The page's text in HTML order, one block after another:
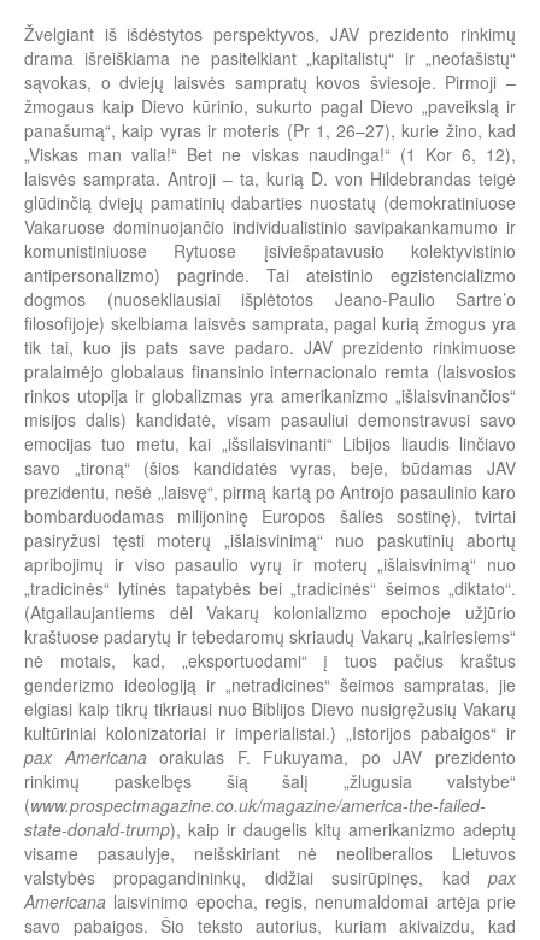
Žvelgiant iš išdėstytos perspektyvos, JAV prezidento rinkimų
drama išreiškiama ne pasitelkiant „kapitalistų“ ir „neofašistų“
sąvokas, o dviejų laisvės sampratų kovos šviesoje. Pirmoji –
žmogaus kaip Dievo kūrinio, sukurto pagal Dievo „paveikslą ir
panašumą“, kaip vyras ir moteris (Pr 1, 26–27), kurie žino, kad
„Viskas man valia!“ Bet ne viskas naudinga!“ (1 Kor 6, 12),
laisvės samprata. Antroji – ta, kurią D. von Hildebrandas teigė
glūdinčią dviejų pamatinių dabarties nuostatų (demokratiniuose
Vakaruose dominuojančio individualistinio savipakankamumo ir
komunistiniuose Rytuose įsiviešpatavusio kolektyvistinio
antipersonalizmo) pagrinde. Tai ateistinio egzistencializmo
dogmos (nuosekliausiai išplėtotos Jeano-Paulio Sartre’o
filosofijoje) skelbiama laisvės samprata, pagal kurią žmogus yra
tik tai, kuo jis pats save padaro. JAV prezidento rinkimuose
pralaimėjo globalaus finansinio internacionalo remta (laisvosios
rinkos utopija ir globalizmas yra amerikanizmo „išlaisvinančios“
misijos dalis) kandidatė, visam pasauliui demonstravusi savo
emocijas tuo metu, kai „išsilaisvinanti“ Libijos liaudis linčiavo
savo „tironą“ (šios kandidatės vyras, beje, būdamas JAV
prezidentu, nešė „laisvę“, pirmą kartą po Antrojo pasaulinio karo
bombarduodamas milijoninę Europos šalies sostinę), tvirtai
pasiryžusi tęsti moterų „išlaisvinimą“ nuo paskutinių abortų
apribojimų ir viso pasaulio vyrų ir moterų „išlaisvinimą“ nuo
„tradicinės“ lytinės tapatybės bei „tradicinės“ šeimos „diktato“.
(Atgailaujantiems dėl Vakarų kolonializmo epochoje užjūrio
kraštuose padarytų ir tebedaromų skriaudų Vakarų „kairiesiems“
nė motais, kad, „eksportuodami“ į tuos pačius kraštus
genderizmo ideologiją ir „netradicines“ šeimos sampratas, jie
elgiasi kaip tikrų tikriausi nuo Biblijos Dievo nusigręžusių Vakarų
kultūriniai kolonizatoriai ir imperialistai.) „Istorijos pabaigos“ ir
pax Americanaorakulas F. Fukuyama, po JAV prezidento
rinkimų paskelbęs šią šalį „žlugusia valstybe“
(www.prospectmagazine.co.uk/magazine/america-the-failed-
state-donald-trump), kaip ir daugelis kitų amerikanizmo adeptų
visame pasaulyje, neišskiriant nė neoliberalios Lietuvos
valstybės propagandininkų, didžiai susirūpinęs, kad pax
Americana laisvinimo epocha, regis, nenumaldomai artėja prie
savo pabaigos. Šio teksto autorius, kuriam akivaizdu, kad